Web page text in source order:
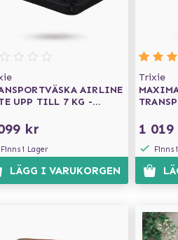
AIRLINE
UPP TILL 7 KG -
kr
Finns i Lager
LÄGG I VARUKORGEN
Trixie
1
Finns